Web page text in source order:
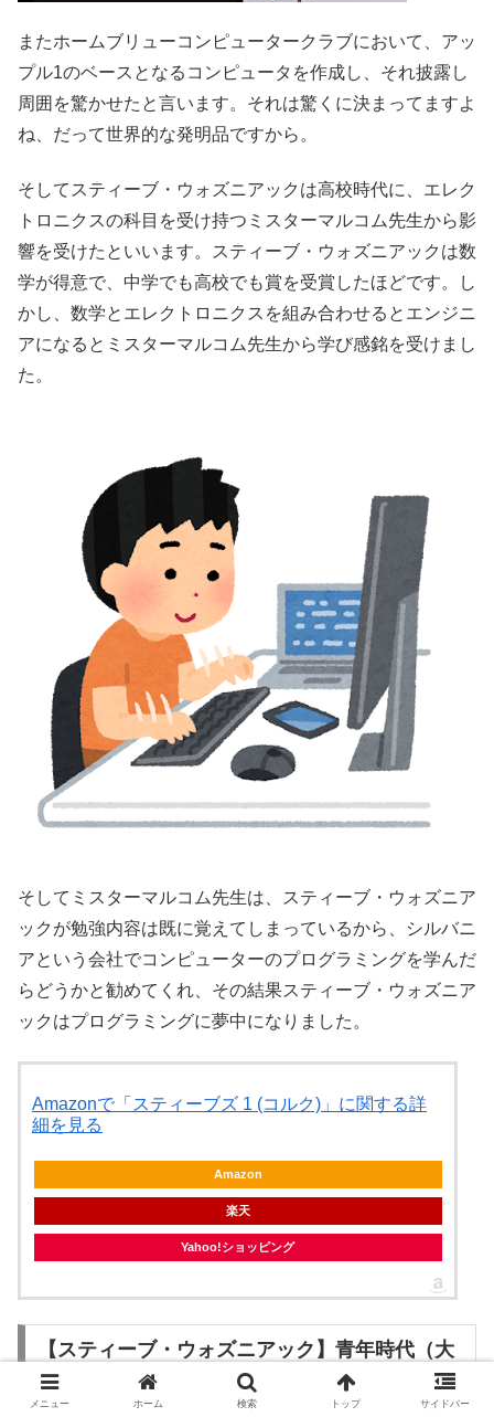
またホームブリューコンピュータークラブにおいて、アッ
プル1のベースとなるコンピュータを作成し、それ披露し
周囲を驚かせたと言います。それは驚くに決まってますよ
ね、だって世界的な発明品ですから。
そしてスティーブ・ウォズニアックは高校時代に、エレク
トロニクスの科目を受け持つミスターマルコム先生から影
響を受けたといいます。スティーブ・ウォズニアックは数
学が得意で、中学でも高校でも賞を受賞したほどです。し
かし、数学とエレクトロニクスを組み合わせるとエンジニ
アになるとミスターマルコム先生から学び感銘を受けまし
た。
そしてミスターマルコム先生は、スティーブ・ウォズニア
ックが勉強内容は既に覚えてしまっているから、シルバニ
アという会社でコンピューターのプログラミングを学んだ
らどうかと勧めてくれ、その結果スティーブ・ウォズニア
ックはプログラミングに夢中になりました。
Amazonで「スティーブズ 1 (コルク)」に関する詳
細を見る
Amazon
楽天
Yahoo!ショッピング
【スティーブ・ウォズニアック】青年時代（大
学生）
メニュー ホーム 検索 トップ サイドバー